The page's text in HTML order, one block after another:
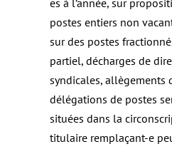
es à l’année, sur
postes entiers non
sur des postes
partiel, décharges de
syndicales, allègements
délégations de postes
situées dans la
titulaire remplaçant-e